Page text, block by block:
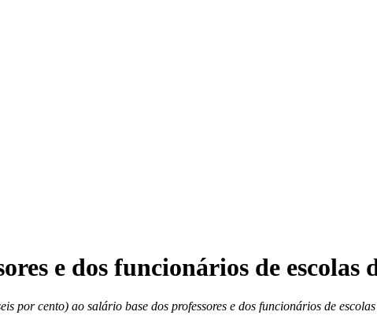
e dos funcionários de escolas
por cento) ao salário base dos professores e dos funcionários de